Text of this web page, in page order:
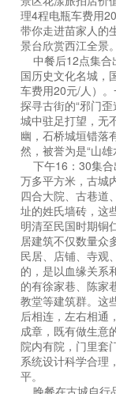
理4程电瓶车费用
带你走进苗家人的
景台欣赏西江全景
中餐后12点集合
国历史文化名城
车费用20元/人）
探寻古街的“邪门
城中驻足打望，无
幽，石桥城垣错落
然，被誉为是“山雄
下午16：30集合
万多平方米，古城
四合大院、古巷道
址的姓氏墙砖，这
明清至民国时期铜
居建筑不仅数量众
民居、店铺、寺观
的，是以血缘关系
的有徐家巷、陈家
教堂等建筑群。这
后相连，左右相通
成章，既有做生意
院内有院，门里套
系统设计科学合理
平。
晚餐在古城自行